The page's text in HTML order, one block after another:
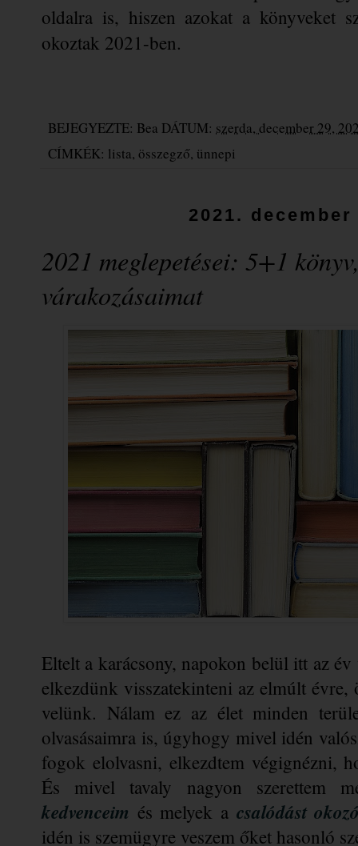
oldalra is, hiszen azokat a könyveket
okoztak 2021-ben.
BEJEGYEZTE: Bea DÁTUM: szerda, december 29,
CÍMKÉK: lista, összegző, ünnepi
2021.
2021 meglepetései: 5+1
várakozásaimat
Eltelt a karácsony, napokon belül itt az
elkezdünk visszatekinteni az elmúlt
velünk. Nálam ez az élet minden
olvasásaimra is, úgyhogy mivel idén
fogok elolvasni, elkezdtem végignézni,
kedvenceim és melyek a csalódást
idén is szemügyre veszem őket hasonló